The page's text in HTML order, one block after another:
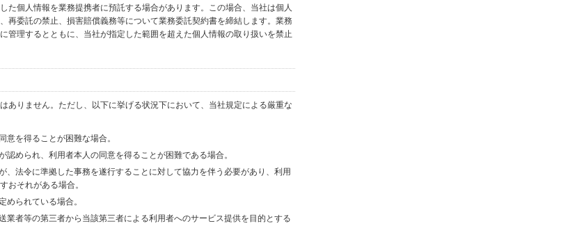
た個人情報を業務提携者に預託する場合があります。この場合、当社は個人
再委託の禁止、損害賠償義務等について業務委託契約書を締結します。業務
管理するとともに、当社が指定した範囲を超えた個人情報の取り扱いを禁止
ありません。ただし、以下に挙げる状況下において、当社規定による厳重な
を得ることが困難な場合。
められ、利用者本人の同意を得ることが困難である場合。
法令に準拠した事務を遂行することに対して協力を伴う必要があり、利用
おそれがある場合。
められている場合。
者等の第三者から当該第三者による利用者へのサービス提供を目的とする